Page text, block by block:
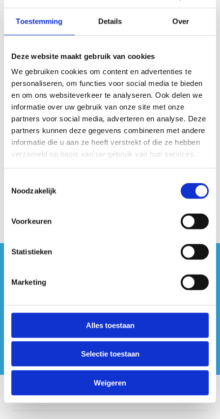
Toestemming Details Over
Deze website maakt gebruik van cookies
We gebruiken cookies om content en advertenties te
personaliseren, om functies voor social media te bieden
en om ons websiteverkeer te analyseren. Ook delen we
informatie over uw gebruik van onze site met onze
partners voor social media, adverteren en analyse. Deze
partners kunnen deze gegevens combineren met andere
informatie die u aan ze heeft verstrekt of die ze hebben
verzameld op basis van uw gebruik van hun services.
Noodzakelijk
Voorkeuren
Statistieken
Marketing
Alles toestaan
Selectie toestaan
Weigeren
Kaartgegevens© Thunderforest© OpenStreetMap contributors
Beschrijving van de route
Startplaatsen
#sportersbelevenmeer
Onze centra